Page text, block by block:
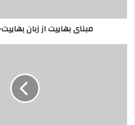
مبنای بهاییت از زبان